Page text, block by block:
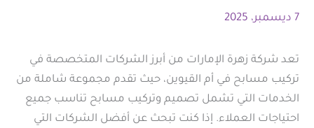
7 ديسمبر، 2025
تعد شركة زهرة الإمارات من أبرز الشركات المتخصصة في
تركيب مسابح في أم القيوين، حيث تقدم مجموعة شاملة من
الخدمات التي تشمل تصميم وتركيب مسابح تناسب جميع
احتياجات العملاء. إذا كنت تبحث عن أفضل الشركات التي